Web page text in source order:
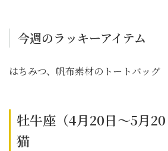
今週のラッキーアイテム
はちみつ、帆布素材のトートバッグ
牡牛座（4月20日～5月
猫